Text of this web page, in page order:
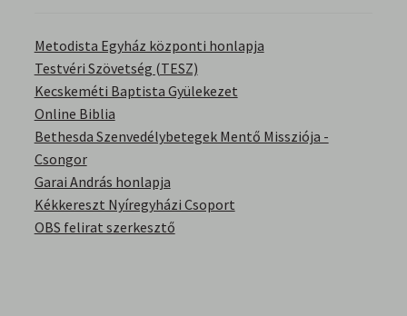
Kitekintés
Könyvtár
Család-Házasság
Életrajzok-Regények
Metodista Egyház központi honlapja
Testvéri Szövetség (TESZ)
Kecskeméti Baptista Gyülekezet
Online Biblia
Bethesda Szenvedélybetegek Mentő Missziója -
Csongor
Garai András honlapja
Kékkereszt Nyíregyházi Csoport
OBS felirat szerkesztő